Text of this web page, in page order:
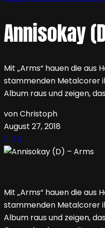
Annisokay
Mit „Arms“ hauen die aus
stammenden Metalcorer
Album raus und zeigen,
von Christoph
August 27, 2018
Mit „Arms“ hauen die aus
stammenden Metalcorer
Album raus und zeigen,